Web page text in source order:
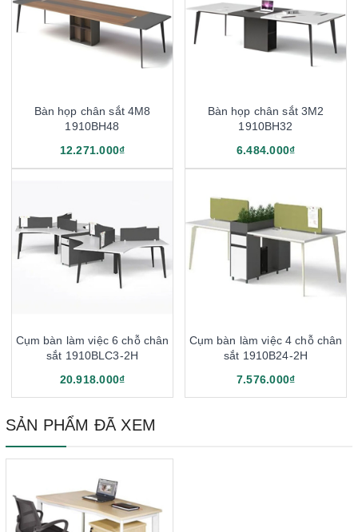
Bàn họp chân sắt 4M8
1910BH48
12.271.000₫
Bàn họp chân sắt 3M2
1910BH32
6.484.000₫
Cụm bàn làm việc 6 chỗ chân
sắt 1910BLC3-2H
20.918.000₫
Cụm bàn làm việc 4 chỗ chân
sắt 1910B24-2H
7.576.000₫
SẢN PHẨM ĐÃ XEM